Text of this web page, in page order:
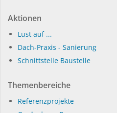
Aktionen
Lust auf ...
Dach-Praxis - Sanierung
Schnittstelle Baustelle
Themenbereiche
Referenzprojekte